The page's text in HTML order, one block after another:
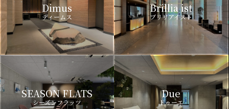
Dimus
ディームス
Brillia ist
ブリリアイスト
SEASON FLATS
シーズンフラッツ
Due
ドゥーエ